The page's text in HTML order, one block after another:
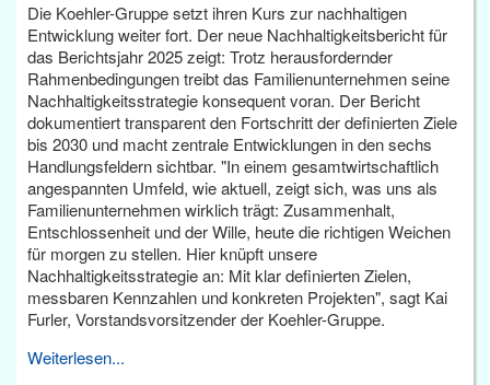
Die Koehler-Gruppe setzt ihren Kurs zur nachhaltigen
Entwicklung weiter fort. Der neue Nachhaltigkeitsbericht für
das Berichtsjahr 2025 zeigt: Trotz herausfordernder
Rahmenbedingungen treibt das Familienunternehmen seine
Nachhaltigkeitsstrategie konsequent voran. Der Bericht
dokumentiert transparent den Fortschritt der definierten Ziele
bis 2030 und macht zentrale Entwicklungen in den sechs
Handlungsfeldern sichtbar. "In einem gesamtwirtschaftlich
angespannten Umfeld, wie aktuell, zeigt sich, was uns als
Familienunternehmen wirklich trägt: Zusammenhalt,
Entschlossenheit und der Wille, heute die richtigen Weichen
für morgen zu stellen. Hier knüpft unsere
Nachhaltigkeitsstrategie an: Mit klar definierten Zielen,
messbaren Kennzahlen und konkreten Projekten", sagt Kai
Furler, Vorstandsvorsitzender der Koehler-Gruppe.
Weiterlesen...